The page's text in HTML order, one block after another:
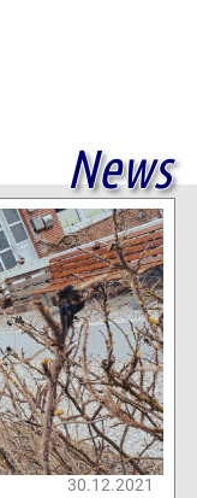
News
30.12.2021